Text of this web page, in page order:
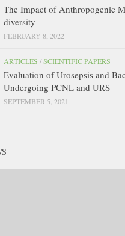
The Impact of Anthropogenic
diversity
FEBRUARY 8, 2022
ARTICLES /SCIENTIFIC PAPERS
Evaluation of Urosepsis and
Undergoing PCNL and URS
SEPTEMBER 5, 2021